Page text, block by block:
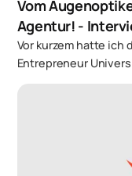
Vom
Agentur! -
Vor kurzem hatte ich
Entrepreneur